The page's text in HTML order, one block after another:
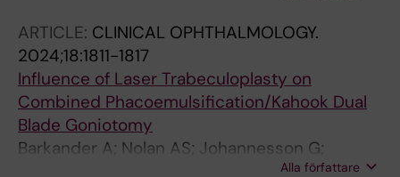
ARTICLE: CLINICAL OPHTHALMOLOGY.
2024;18:1811-1817
Influence of Laser Trabeculoplasty on
Combined Phacoemulsification/Kahook Dual
Blade Goniotomy
Barkander A; Nolan AS; Johannesson G;
Alla författare